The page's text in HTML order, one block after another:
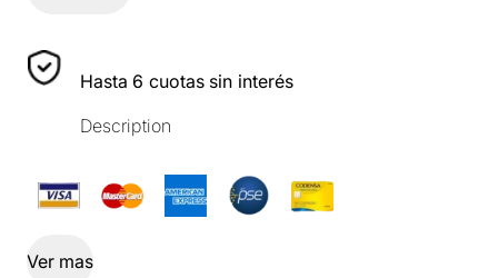
Hasta 6 cuotas sin interés
Description
Ver mas